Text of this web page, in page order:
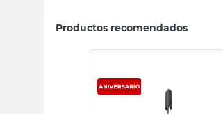
Productos recomendados